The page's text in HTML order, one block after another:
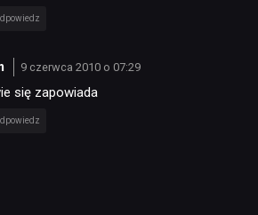
9 czerwca 2010 o 07:29
się zapowiada